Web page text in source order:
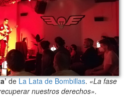
deLa Lata de Bombillas.«La fase
nuestros derechos».